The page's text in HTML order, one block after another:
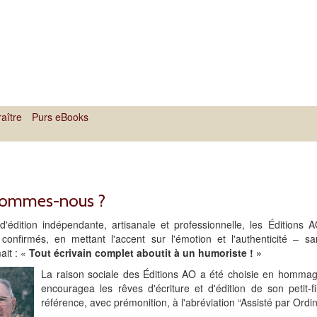
Purs eBooks
nous ?
indépendante, artisanale et professionnelle, les Éditions
en mettant l'accent sur l'émotion et l'authenticité –
: « Tout écrivain complet aboutit à un humoriste ! »
La raison sociale des Éditions AO a été choisie en
encouragea les rêves d'écriture et d'édition de son
référence, avec prémonition, à l'abréviation “Assisté par